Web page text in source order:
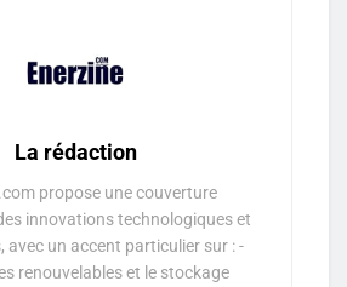
La rédaction
propose une couverture
innovations technologiques et
avec un accent particulier sur : -
renouvelables et le stockage